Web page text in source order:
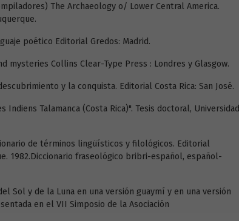
The Archaeology o/ Lower Central America.
poético Editorial Gredos: Madrid.
mysteries Collins Clear-Type Press : Londres y Glasgow.
y la conquista. Editorial Costa Rica: San José.
Indiens Talamanca (Costa Rica)". Tesis doctoral, Universidad
de términos lingüísticos y filológicos. Editorial
1982.Diccionario fraseológico bribri-español, español-
Sol y de la Luna en una versión guaymí y en una versión
en el VII Simposio de la Asociación